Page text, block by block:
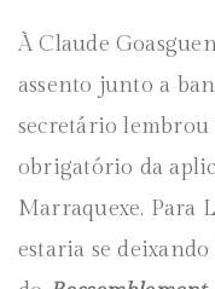
À Claude
assento junto a
secretário
obrigatório da
Marraquexe. Para
estaria se